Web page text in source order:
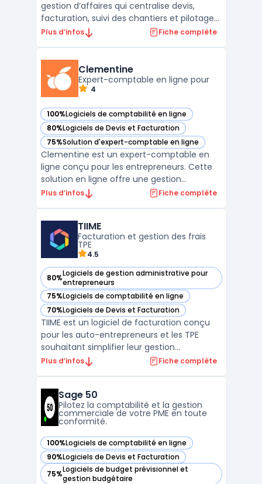
gestion d’affaires qui centralise devis,
facturation, suivi des chantiers et pilotage
financier au sein d’un erp btp accessible en
et reporting, avec une approche conçue
pour ...
Plus d’infos Fiche complète
Clementine
Expert-comptable en ligne pour
4
100%Logiciels de comptabilité en ligne
— voir Clementine dans cette catégorie
80%Logiciels de Devis et Facturation
— voir Clementine dans cette catégorie
75%Solution d'expert-comptable en ligne
— voir Clementine dans cette catégorie
Clementine est un expert-comptable en
ligne conçu pour les entrepreneurs. Cette
solution en ligne offre une gestion
comptable simplifiée, permettant la
la création de bilans comptables certifiés.
Fort de plus de ...
Plus d’infos Fiche complète
TIIME
Facturation et gestion des frais
TPE
4.5
80%Logiciels de gestion administrative pour
entrepreneurs
— voir TIIME dans cette catégorie
75%Logiciels de comptabilité en ligne
— voir TIIME dans cette catégorie
70%Logiciels de Devis et Facturation
— voir TIIME dans cette catégorie
TIIME est un logiciel de facturation conçu
pour les auto-entrepreneurs et les TPE
souhaitant simplifier leur gestion
administrative. Cette solution permet de
conformité légale des documents émis.
Grâce à son interface intui ...
Plus d’infos Fiche complète
Sage 50
Pilotez la comptabilité et la gestion
commerciale de votre PME en toute
conformité.
100%Logiciels de comptabilité en ligne
— voir Sage 50 dans cette catégorie
90%Logiciels de Devis et Facturation
— voir Sage 50 dans cette catégorie
75%Logiciels de budget prévisionnel et
gestion budgétaire
— voir Sage 50 dans cette catégorie